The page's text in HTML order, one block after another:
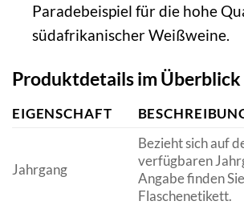
Paradebeispiel für die hohe
südafrikanischer Weißweine.
Produktdetails im Überblick
EIGENSCHAFT
Jahrgang
Bezieht sich auf
verfügbaren
Angabe finden
Flaschenetikett.